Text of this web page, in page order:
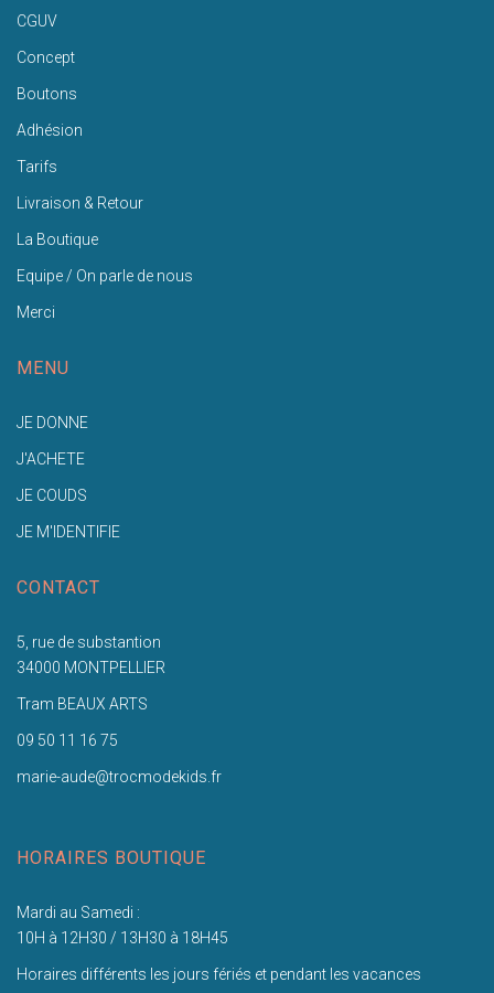
CGUV
Concept
Boutons
Adhésion
Tarifs
Livraison & Retour
La Boutique
Equipe / On parle de nous
Merci
MENU
JE DONNE
J'ACHETE
JE COUDS
JE M'IDENTIFIE
CONTACT
5, rue de substantion
34000 MONTPELLIER
Tram BEAUX ARTS
09 50 11 16 75
marie-aude@trocmodekids.fr
HORAIRES BOUTIQUE
Mardi au Samedi :
10H à 12H30 / 13H30 à 18H45
Horaires différents les jours fériés et pendant les vacances